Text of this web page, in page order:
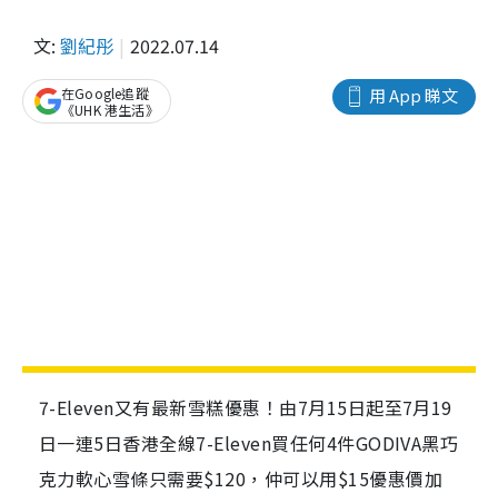
文: 劉紀彤 2022.07.14
用 App 睇文
在Google追蹤
《UHK 港生活》
7-Eleven又有最新雪糕優惠！由7月15日起至7月19
日一連5日香港全線7-Eleven買任何4件GODIVA黑巧
克力軟心雪條只需要$120，仲可以用$15優惠價加